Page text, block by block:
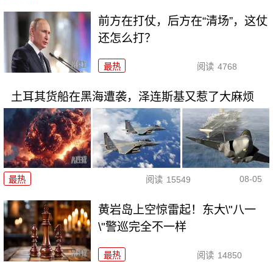
前方在打仗，后方在“清场”，这仗
还怎么打？
最热 阅读 4768
土耳其货船在黑海遭袭，泽连斯基又惹了大麻烦
最热 阅读 15549 08-05
黄岩岛上空惊雷起！东大\"八一
\"警巡完全不一样
最热 阅读 14850